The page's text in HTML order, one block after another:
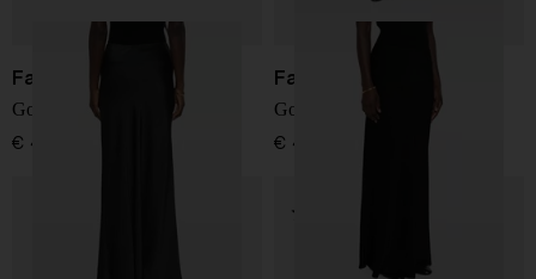
Fabiana Filippi
Gonna lunga
€ 490,00
Fabiana Filippi
Gonna lunga
€ 490,00